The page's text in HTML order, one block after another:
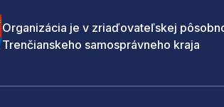
Organizácia je v zriaďovateľskej
Trenčianskeho samosprávneho kraja